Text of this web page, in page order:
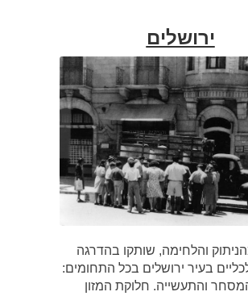
ירושלים
והלחימה, שותקו בהדרגה
בעיר ירושלים בכל התחומים:
והתעשייה. חלוקת המזון